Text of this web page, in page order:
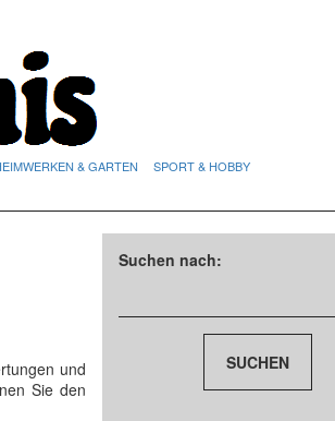
& GARTEN SPORT & HOBBY
und
Sie den
Suchen nach: